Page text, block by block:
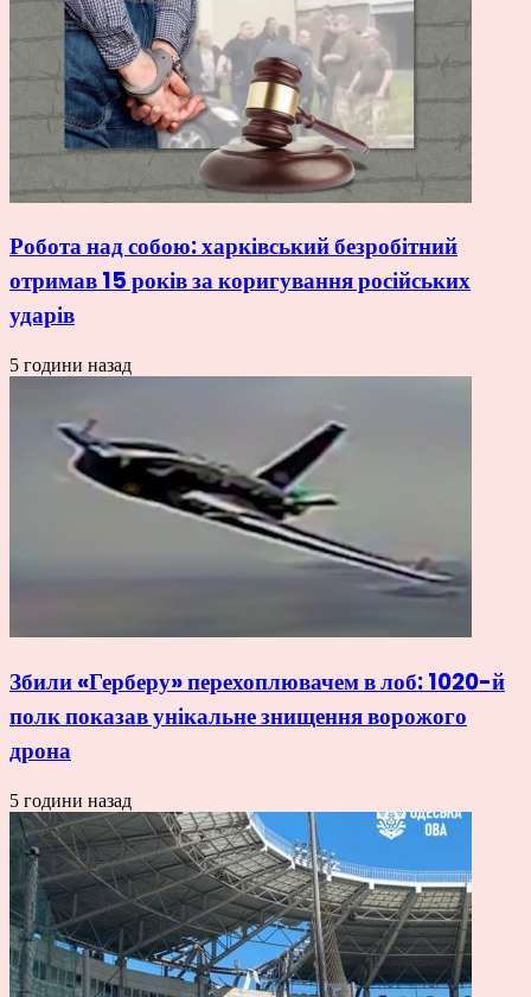
Робота над собою: харківський безробітний
отримав 15 років за коригування російських
ударів
5 години назад
Збили «Герберу» перехоплювачем в лоб: 1020-й
полк показав унікальне знищення ворожого
дрона
5 години назад